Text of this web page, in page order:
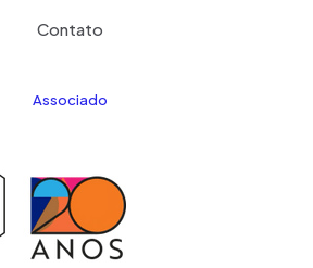
Contato
Associado